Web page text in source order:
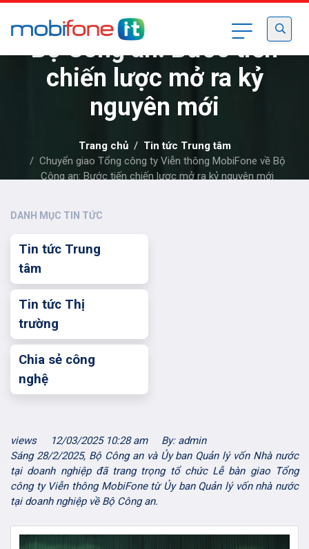
Viễn thông MobiFone về
Bộ Công an: Bước tiến
chiến lược mở ra kỷ
nguyên mới
Trang chủ
Tin tức Trung tâm
Chuyển giao Tổng công ty Viễn thông MobiFone về Bộ
Công an: Bước tiến chiến lược mở ra kỷ nguyên mới
DANH MỤC TIN TỨC
Tin tức Trung
tâm
Tin tức Thị
trường
Chia sẻ công
nghệ
views 12/03/2025 10:28 am
By: admin
Sáng 28/2/2025, Bộ Công an và Ủy ban Quản lý vốn Nhà nước
tại doanh nghiệp đã trang trọng tổ chức Lễ bàn giao Tổng
công ty Viễn thông MobiFone từ Ủy ban Quản lý vốn nhà nước
tại doanh nghiệp về Bộ Công an.